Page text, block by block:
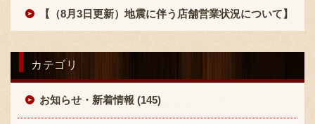
【（8月3日更新）地震に伴う店舗営業状況について】
カテゴリ
お知らせ・新着情報 (145)